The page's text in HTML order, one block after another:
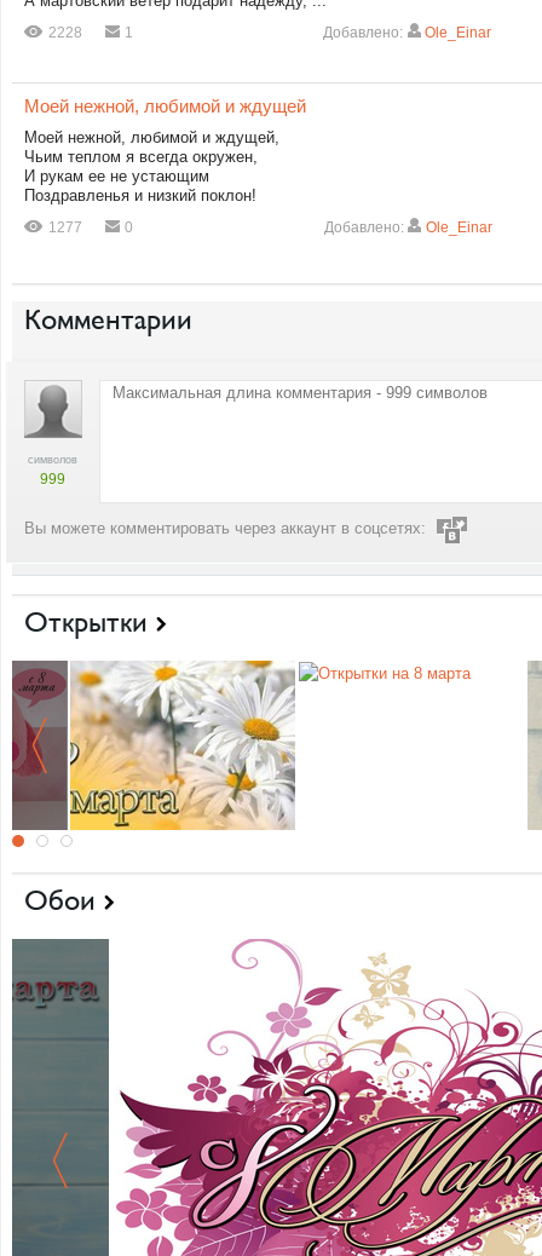
2228 1 Добавлено: Ole_Einar
Моей нежной, любимой и ждущей
Моей нежной, любимой и ждущей,
Чьим теплом я всегда окружен,
И рукам ее не устающим
Поздравленья и низкий поклон!
1277 0 Добавлено: Ole_Einar
Комментарии
символов
999
Вы можете комментировать через аккаунт в соцсетях:
Открытки
Обои